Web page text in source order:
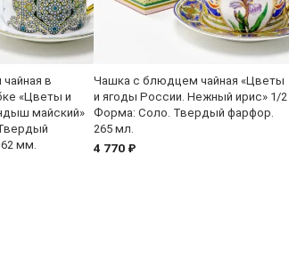
в
«Цветы и
майский»
мм.
Чашка с блюдцем чайная «Цветы
и ягоды России. Нежный ирис» 1/2
Форма: Соло. Твердый фарфор.
265 мл.
4 770 ₽